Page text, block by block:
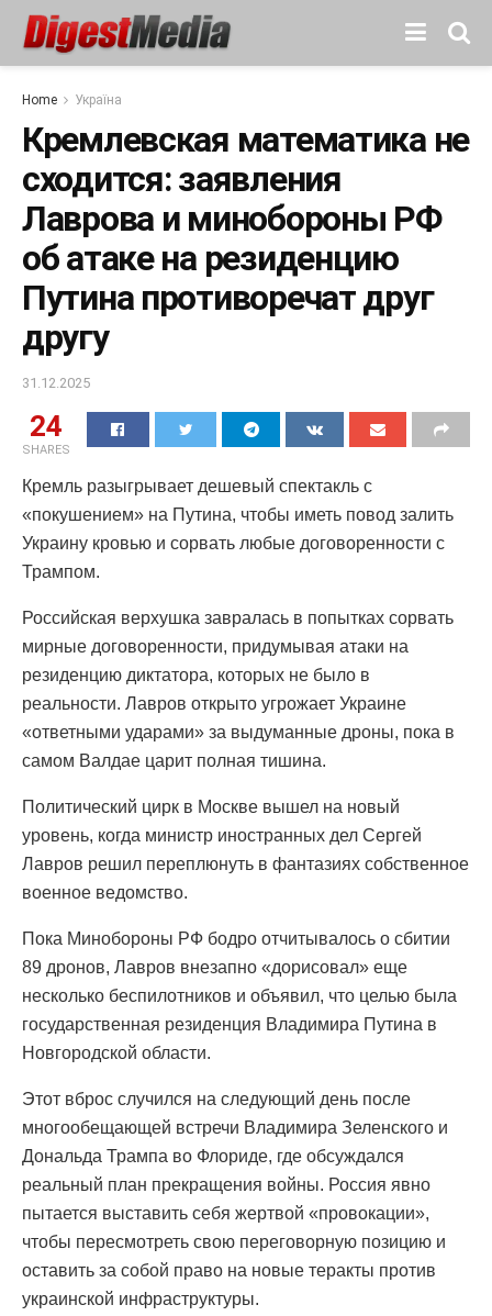
Home Україна
Кремлевская математика не
сходится: заявления
Лаврова и минобороны РФ
об атаке на резиденцию
Путина противоречат друг
другу
31.12.2025
24
SHARES
Кремль разыгрывает дешевый спектакль с
«покушением» на Путина, чтобы иметь повод залить
Украину кровью и сорвать любые договоренности с
Трампом.
Российская верхушка завралась в попытках сорвать
мирные договоренности, придумывая атаки на
резиденцию диктатора, которых не было в
реальности. Лавров открыто угрожает Украине
«ответными ударами» за выдуманные дроны, пока в
самом Валдае царит полная тишина.
Политический цирк в Москве вышел на новый
уровень, когда министр иностранных дел Сергей
Лавров решил переплюнуть в фантазиях собственное
военное ведомство.
Пока Минобороны РФ бодро отчитывалось о сбитии
89 дронов, Лавров внезапно «дорисовал» еще
несколько беспилотников и объявил, что целью была
государственная резиденция Владимира Путина в
Новгородской области.
Этот вброс случился на следующий день после
многообещающей встречи Владимира Зеленского и
Дональда Трампа во Флориде, где обсуждался
реальный план прекращения войны. Россия явно
пытается выставить себя жертвой «провокации»,
чтобы пересмотреть свою переговорную позицию и
оставить за собой право на новые теракты против
украинской инфраструктуры.